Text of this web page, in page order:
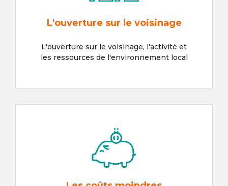
L'ouverture sur le voisinage
L'ouverture sur le voisinage, l'activité et
les ressources de l'environnement local